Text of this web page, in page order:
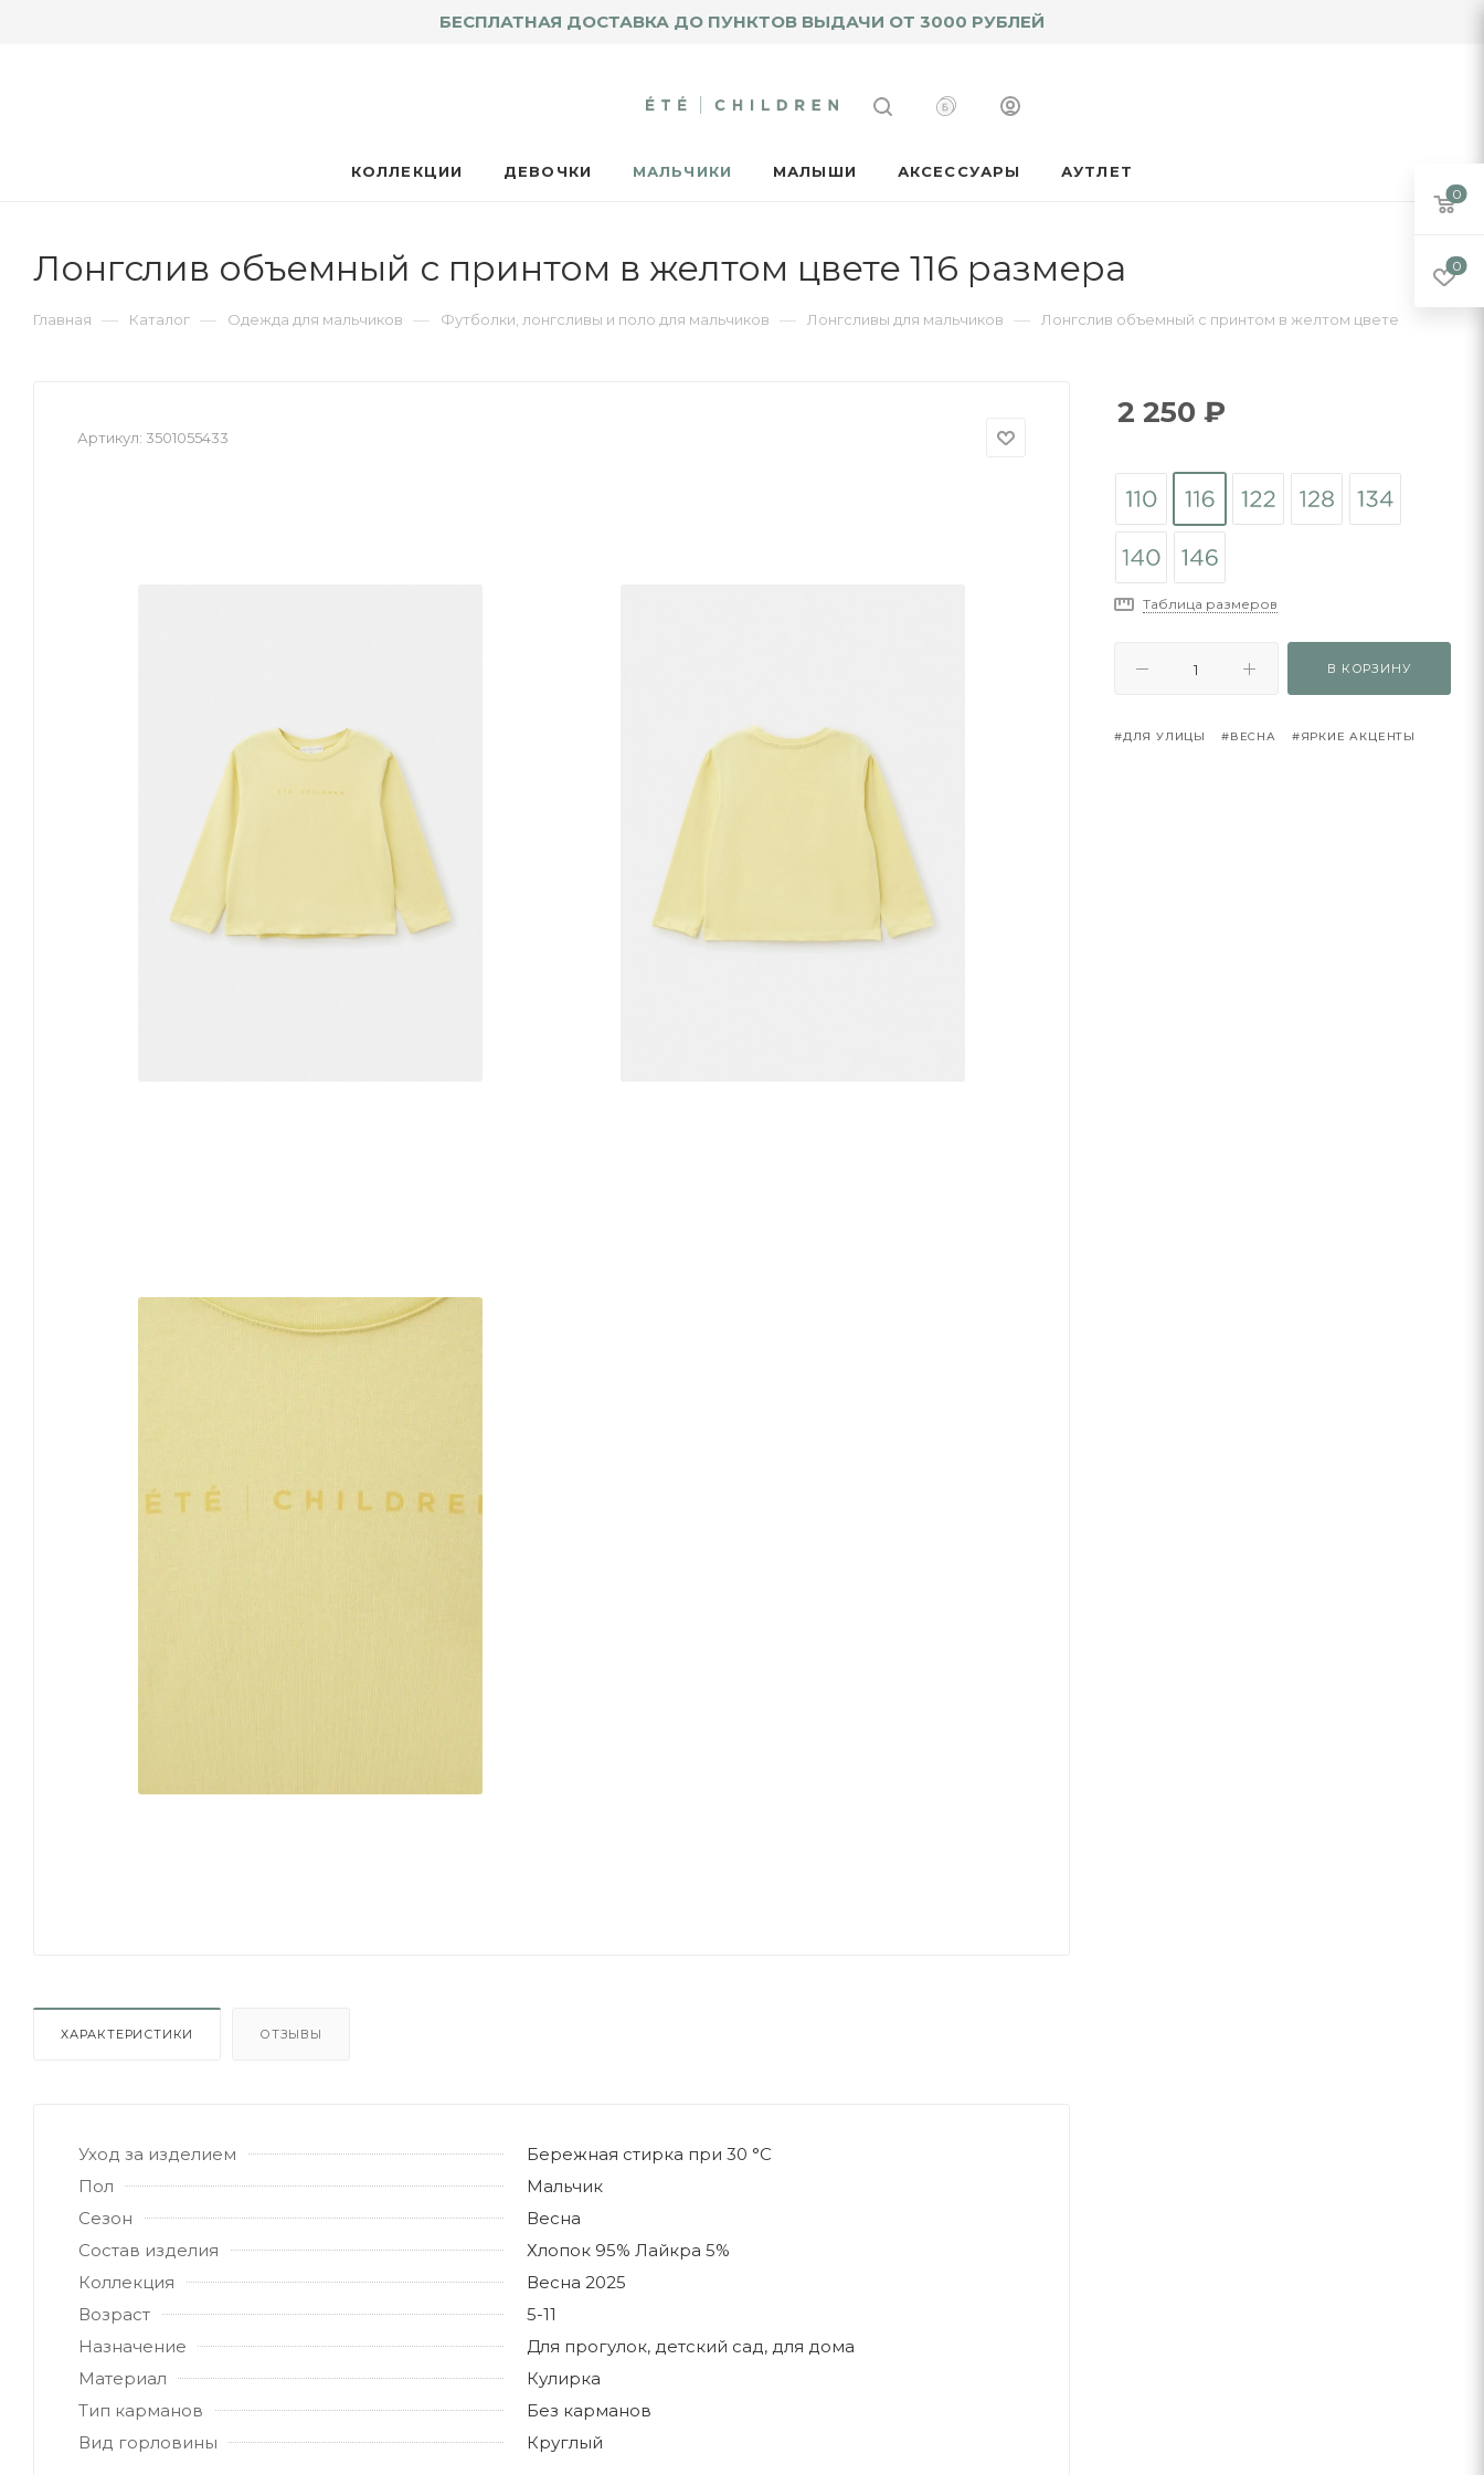
БЕСПЛАТНАЯ ДОСТАВКА ДО ПУНКТОВ ВЫДАЧИ ОТ 3000 РУБЛЕЙ
КОЛЛЕКЦИИ ДЕВОЧКИ МАЛЬЧИКИ МАЛЫШИ АКСЕССУАРЫ АУТЛЕТ
Лонгслив объемный с принтом в желтом цвете 116 размера
Главная — Каталог — Одежда для мальчиков — Футболки, лонгсливы и поло для мальчиков — Лонгсливы для мальчиков — Лонгслив объемный с принтом в желтом цвете
Артикул: 3501055433
ХАРАКТЕРИСТИКИ ОТЗЫВЫ
Уход за изделием
Бережная стирка при 30 °C
Пол
Мальчик
Сезон
Весна
Состав изделия
Хлопок 95% Лайкра 5%
Коллекция
Весна 2025
Возраст
5-11
Назначение
Для прогулок, детский сад, для дома
Материал
Кулирка
Тип карманов
Без карманов
Вид горловины
Круглый
2 250 ₽
Таблица размеров
В КОРЗИНУ
#ДЛЯ УЛИЦЫ #ВЕСНА #ЯРКИЕ АКЦЕНТЫ
0
0